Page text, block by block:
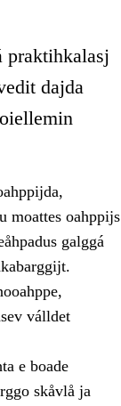
praktihkalasj
dajda
moattes oahppijs
galggá
válldet
e boade
skåvlå ja